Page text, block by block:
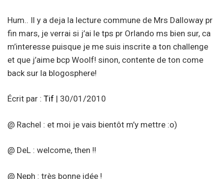
Hum.. Il y a deja la lecture commune de Mrs Dalloway pr
fin mars, je verrai si j’ai le tps pr Orlando ms bien sur, ca
m’interesse puisque je me suis inscrite a ton challenge
et que j’aime bcp Woolf! sinon, contente de ton come
back sur la blogosphere!
Écrit par : Tif | 30/01/2010
@ Rachel : et moi je vais bientôt m’y mettre :o)
@ DeL : welcome, then !!
@ Neph : très bonne idée !